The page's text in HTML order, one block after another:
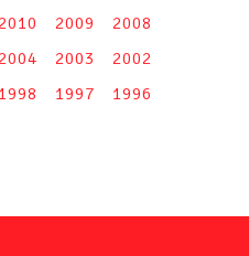
2010 2009
2008
2004 2003
2002
1998 1997 1996